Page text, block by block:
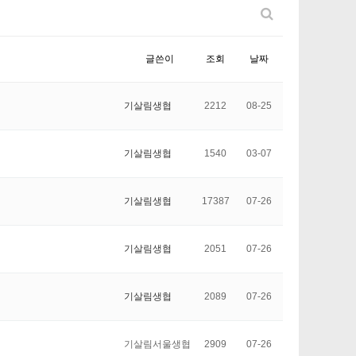
글쓴이 조회 날짜
기살림생협 2212 08-25
기살림생협 1540 03-07
기살림생협 17387 07-26
기살림생협 2051 07-26
기살림생협 2089 07-26
기살림서울생협 2909 07-26